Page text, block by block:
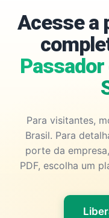
Acesse a
Passador
Para visitantes,
Brasil. Para
porte da
PDF, escolha um